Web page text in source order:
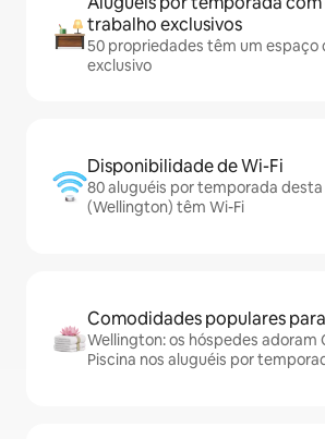
trabalho exclusivos
50 propriedades têm um espaço
exclusivo
Disponibilidade de Wi-Fi
80 aluguéis por temporada
(Wellington) têm Wi-Fi
Comodidades populares
Wellington: os hóspedes adoram
Piscina nos aluguéis por